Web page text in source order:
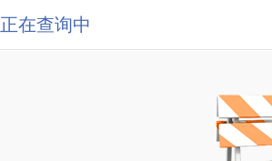
正在查询中